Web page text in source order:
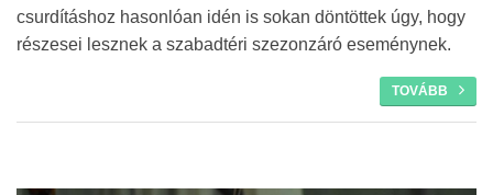
csurdításhoz hasonlóan idén is sokan döntöttek úgy, hogy
részesei lesznek a szabadtéri szezonzáró eseménynek.
TOVÁBB